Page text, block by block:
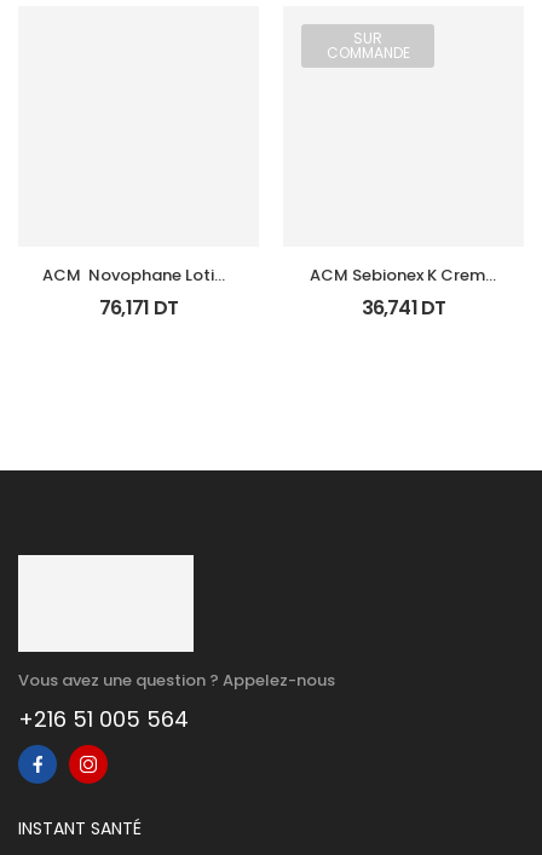
ACM  Novophane Lotion
100Ml
76,171 DT
SUR
COMMANDE
ACM Sebionex K Creme
Keratoregulatrice Vis
40Ml
36,741DT
Vous avez une question ? Appelez-nous
+216 51 005 564
INSTANT SANTÉ